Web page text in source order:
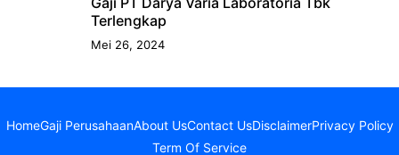
Terlengkap
Mei 26, 2024
HomeGaji PerusahaanAbout UsContact UsDisclaimerPrivacy Policy
Term Of Service